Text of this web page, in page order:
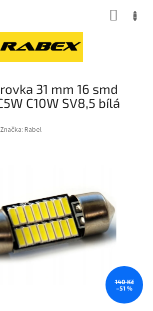
31 mm 16 smd
C10W SV8,5 bílá
Značka: Rabel
140 Kč
–51 %